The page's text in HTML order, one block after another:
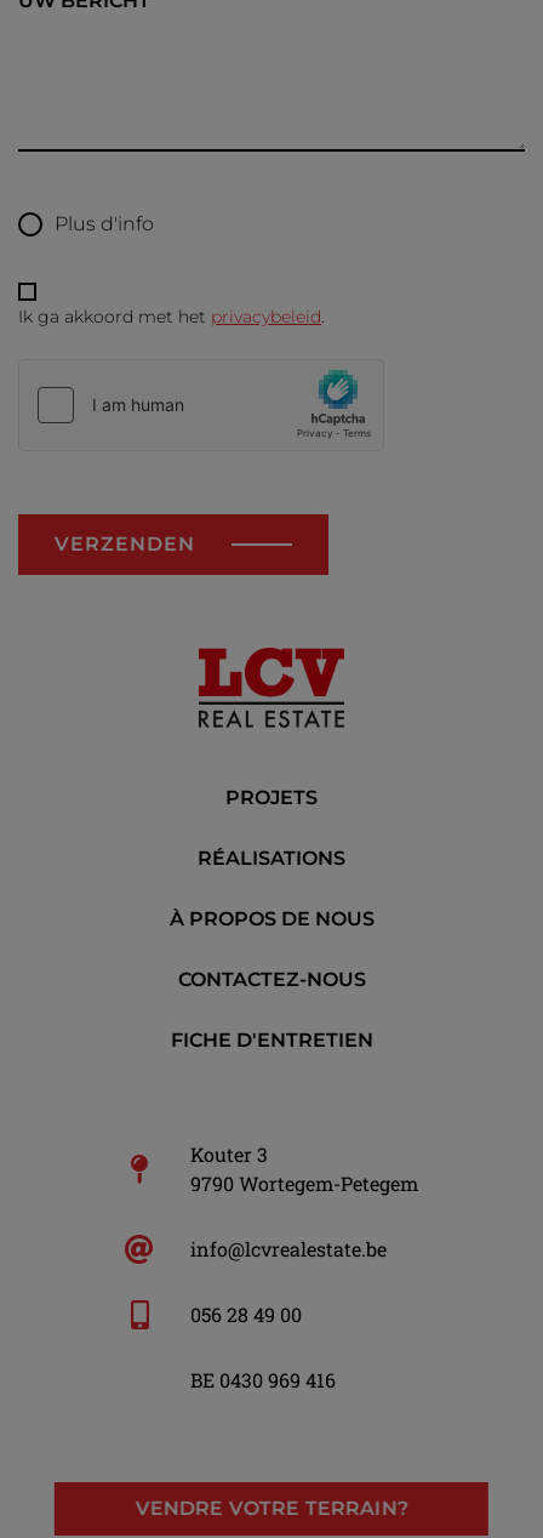
Plus d'info
Ik ga akkoord met het privacybeleid.
VERZENDEN
PROJETS
RÉALISATIONS
À PROPOS DE NOUS
CONTACTEZ-NOUS
FICHE D'ENTRETIEN
Kouter 3
9790 Wortegem-Petegem
info@lcvrealestate.be
056 28 49 00
BE 0430 969 416
VENDRE VOTRE TERRAIN?